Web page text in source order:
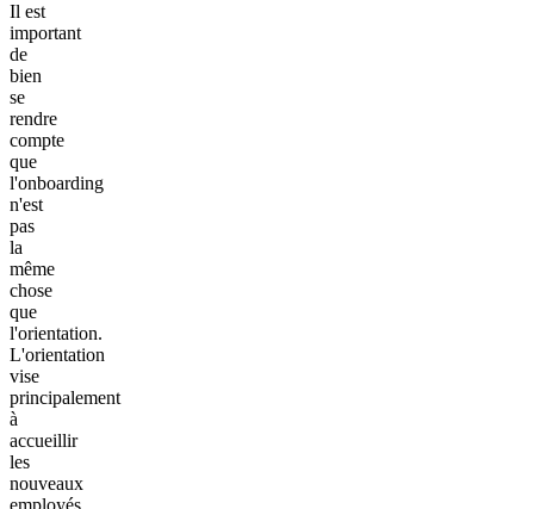
Il est
important
de
bien
se
rendre
compte
que
l'onboarding
n'est
pas
la
même
chose
que
l'orientation.
L'orientation
vise
principalement
à
accueillir
les
nouveaux